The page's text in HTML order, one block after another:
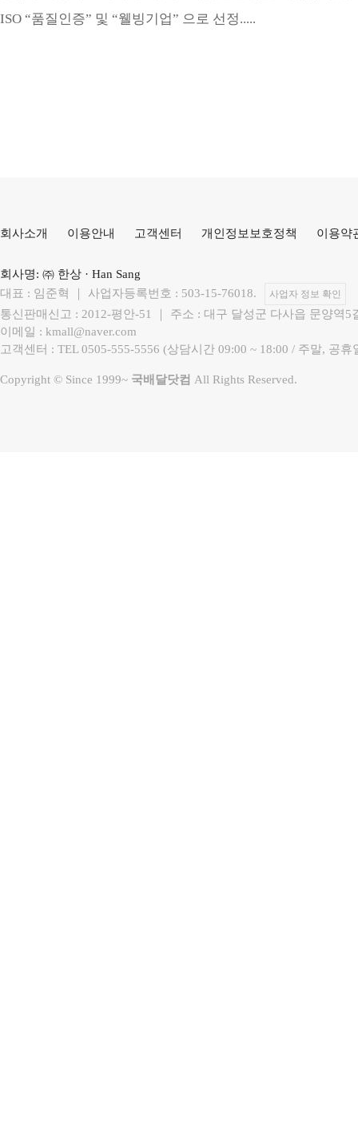
ISO “품질인증” 및 “웰빙기업” 으로 선정.....
회사소개 이용안내 고객센터 개인정보보호정책 이용약
회사명: ㈜ 한상 · Han Sang
대표 : 임준혁 ｜ 사업자등록번호 : 503-15-76018.
사업자 정보 확인
통신판매신고 : 2012-평안-51 ｜ 주소 : 대구 달성군 다사읍 문양역5
이메일 : kmall@naver.com
고객센터 : TEL 0505-555-5556 (상담시간 09:00 ~ 18:00 / 주말, 공
Copyright © Since 1999~ 국배달닷컴 All Rights Reserved.